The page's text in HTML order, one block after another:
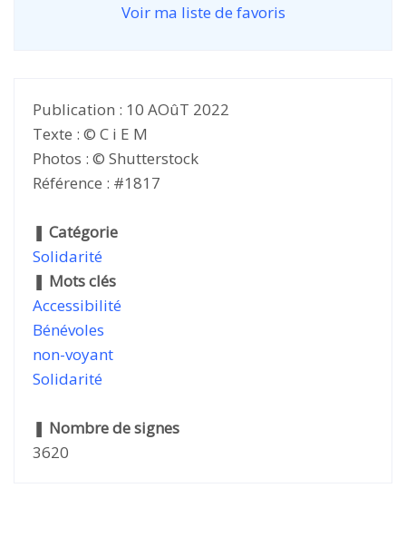
Voir ma liste de favoris
Publication : 10 AOûT 2022
Texte : © C i E M
Photos : © Shutterstock
Référence : #1817
❚ Catégorie
Solidarité
❚ Mots clés
Accessibilité
Bénévoles
non-voyant
Solidarité
❚ Nombre de signes
3620